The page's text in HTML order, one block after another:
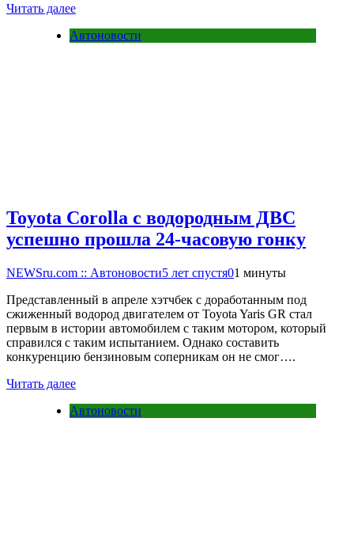
Читать далее
Автоновости
Toyota Corolla с водородным ДВС
успешно прошла 24-часовую гонку
NEWSru.com :: Автоновости5 лет спустя01 минуты
Представленный в апреле хэтчбек с доработанным под
сжиженный водород двигателем от Toyota Yaris GR стал
первым в истории автомобилем с таким мотором, который
справился с таким испытанием. Однако составить
конкуренцию бензиновым соперникам он не смог….
Читать далее
Автоновости